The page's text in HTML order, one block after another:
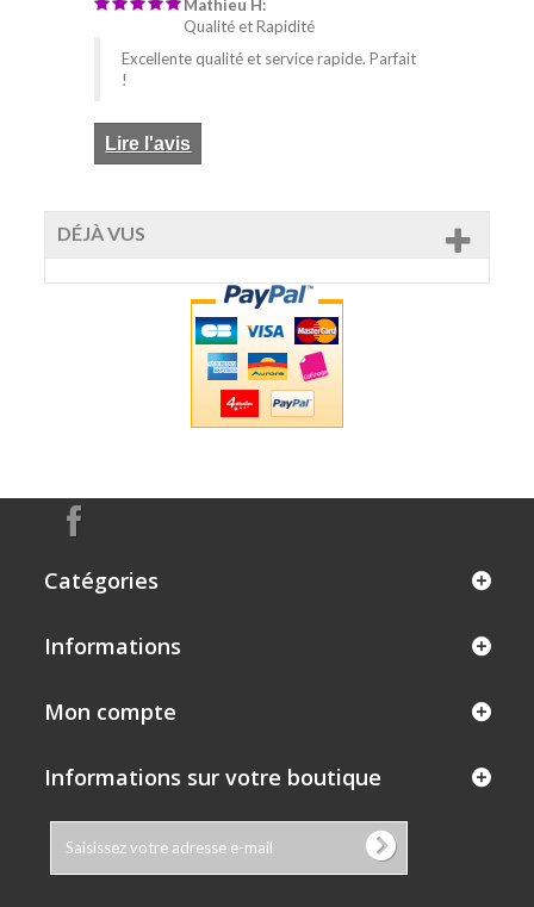
Mathieu H:
Qualité et Rapidité
Excellente qualité et service rapide. Parfait
!
Lire l'avis
DÉJÀ VUS
Catégories
Informations
Mon compte
Informations sur votre boutique